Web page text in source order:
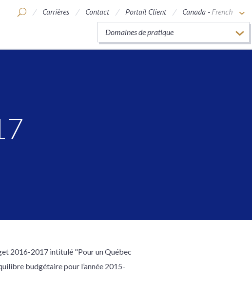
Carrières Contact Portail Client Canada -French
Domaines de pratique
2016-2017 intitulé "Pour un Québec
budgétaire pour l’année 2015-